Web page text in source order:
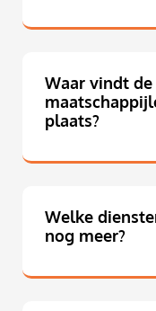
Waar vindt
plaats?
Welke
nog meer?